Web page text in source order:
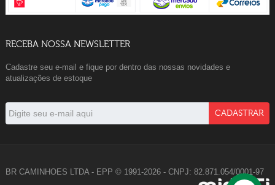
RECEBA NOSSA NEWSLETTER
Cadastre seu e-mail e fique por dentro das nossas novidades e
atualizações de estoque
BR CAMINHOES LTDA - EPP © 1991-2026 - CNPJ: 82.871.054/0001-97